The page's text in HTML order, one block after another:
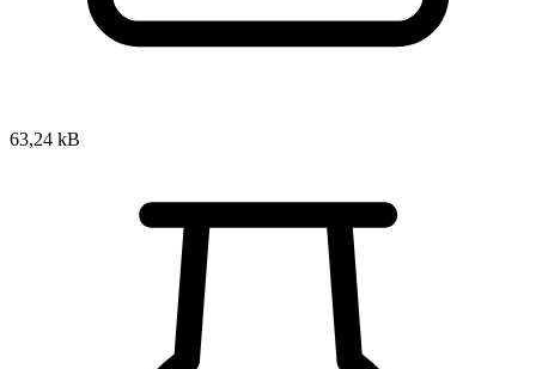
63,24 kB